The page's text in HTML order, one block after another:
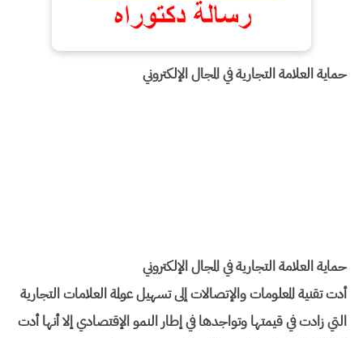
حماية العلامة التجارية في المجال الإلكتروني
حماية العلامة التجارية في المجال الإلكتروني
أدت تقنية المعلومات والإتصالات إلى تسهيل عولمة العلامات التجارية
التي زادت في قيمتها وتواجدها في إطار النمو الإقتصادي إلا أنها أدت